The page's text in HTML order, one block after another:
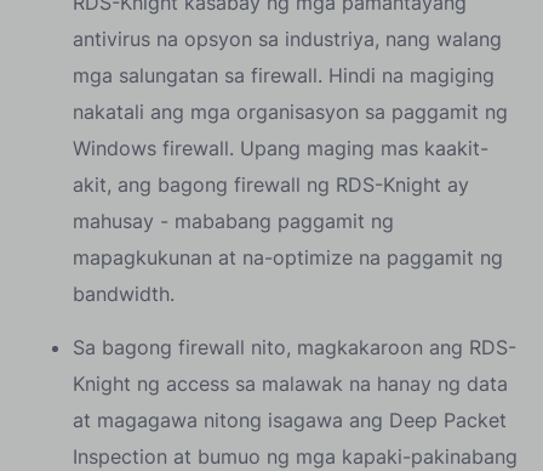
antivirus na opsyon sa industriya, nang walang
mga salungatan sa firewall. Hindi na magiging
nakatali ang mga organisasyon sa paggamit ng
Windows firewall. Upang maging mas kaakit-
akit, ang bagong firewall ng RDS-Knight ay
mahusay - mababang paggamit ng
mapagkukunan at na-optimize na paggamit ng
bandwidth.
Sa bagong firewall nito, magkakaroon ang RDS-
Knight ng access sa malawak na hanay ng data
at magagawa nitong isagawa ang Deep Packet
Inspection at bumuo ng mga kapaki-pakinabang